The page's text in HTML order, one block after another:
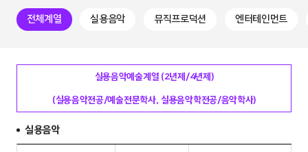
나의입학관리
면접/실기 준비
학자금 지원 제도
전체계열 실용음악 뮤직프로덕션 엔터테인먼트
실용음악예술계열 (2년제/4년제)
(실용음악전공/예술전문학사, 실용음악학전공/음악학사)
실용음악